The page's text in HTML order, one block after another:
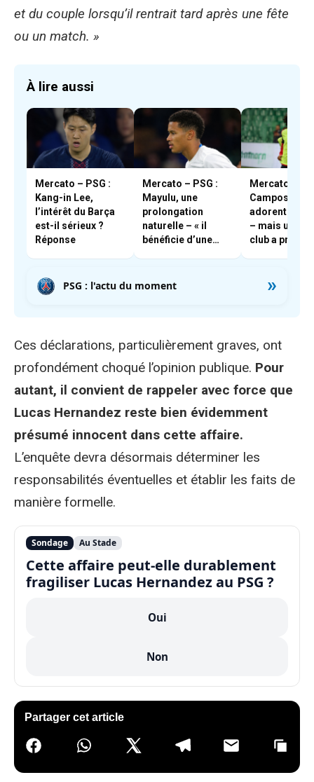
et du couple lorsqu’il rentrait tard après une fête
ou un match. »
À lire aussi
Mercato – PSG :
Kang-in Lee,
l’intérêt du Barça
est-il sérieux ?
Réponse
Mercato – PSG :
Mayulu, une
prolongation
naturelle – « il
bénéficie d’une
Mercato –
Campos et
adorent
– mais un
club a pris les
PSG : l'actu du moment »
Ces déclarations, particulièrement graves, ont
profondément choqué l’opinion publique. Pour
autant, il convient de rappeler avec force que
Lucas Hernandez reste bien évidemment
présumé innocent dans cette affaire.
L’enquête devra désormais déterminer les
responsabilités éventuelles et établir les faits de
manière formelle.
Sondage Au Stade
Cette affaire peut-elle durablement
fragiliser Lucas Hernandez au PSG ?
Oui
Non
Partager cet article